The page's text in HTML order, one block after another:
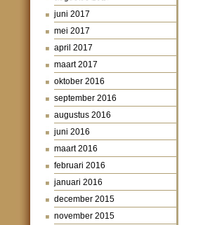
juni 2017
mei 2017
april 2017
maart 2017
oktober 2016
september 2016
augustus 2016
juni 2016
maart 2016
februari 2016
januari 2016
december 2015
november 2015